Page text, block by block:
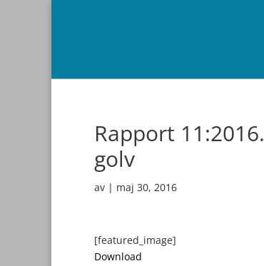
Rapport
golv
av | maj 30, 2016
[featured_image]
Download